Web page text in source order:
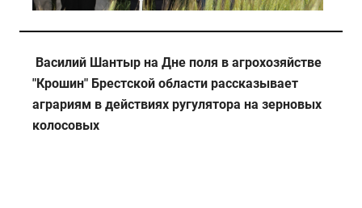
Василий Шантыр на Дне поля в агрохозяйстве
"Крошин" Брестской области рассказывает
аграриям в действиях ругулятора на зерновых
колосовых